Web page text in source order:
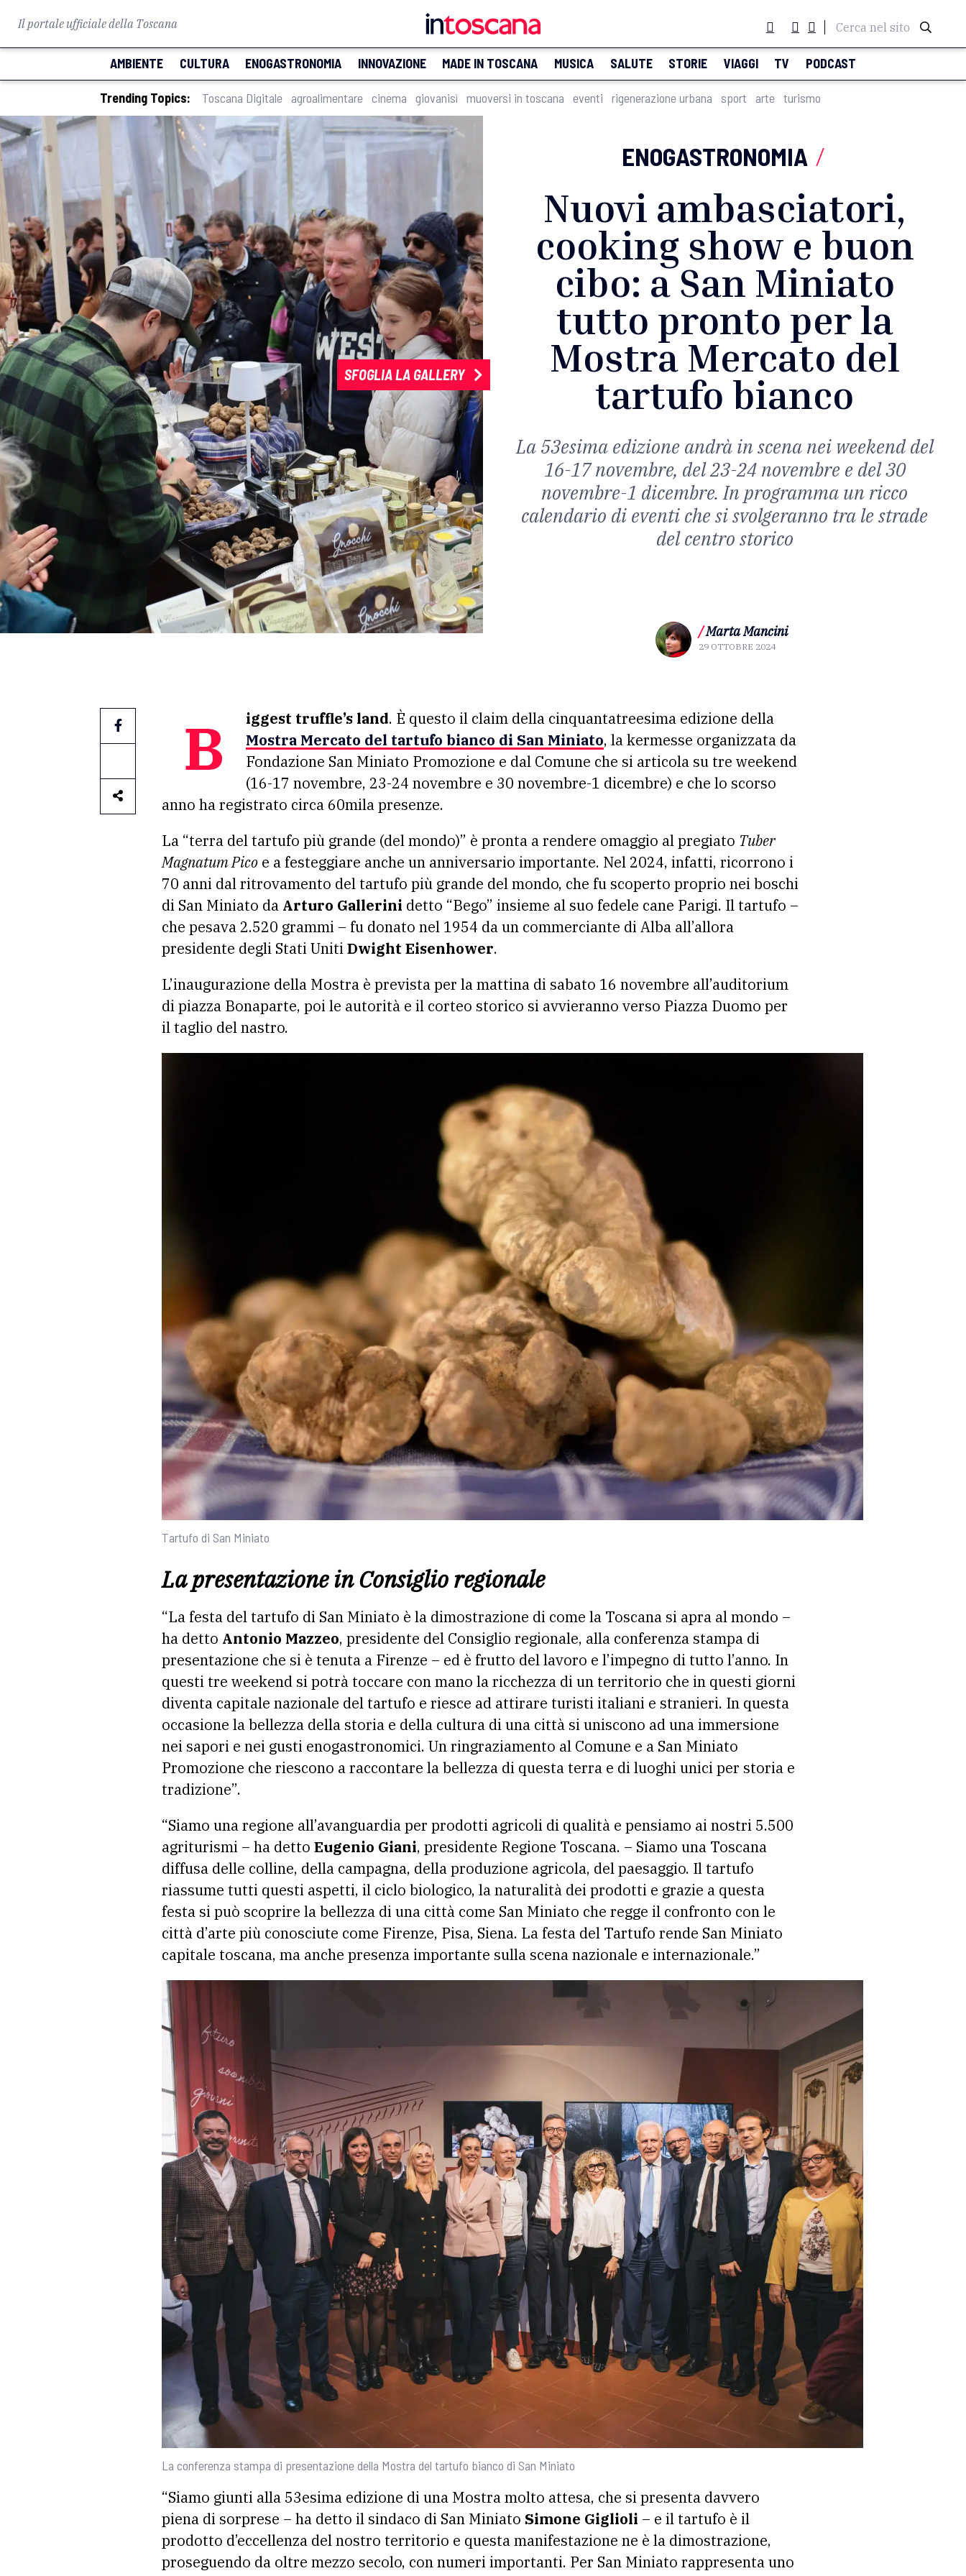
Il portale ufficiale della Toscana Cerca nel sito
AMBIENTE CULTURA ENOGASTRONOMIA INNOVAZIONE MADE IN TOSCANA MUSICA SALUTE STORIE VIAGGI TV PODCAST
Trending Topics: Toscana Digitale agroalimentare cinema giovanisì muoversi in toscana eventi rigenerazione urbana sport arte turismo
SFOGLIA LA GALLERY
ENOGASTRONOMIA /
Nuovi ambasciatori,
cooking show e buon
cibo: a San Miniato
tutto pronto per la
Mostra Mercato del
tartufo bianco
La 53esima edizione andrà in scena nei weekend del
16-17 novembre, del 23-24 novembre e del 30
novembre-1 dicembre. In programma un ricco
calendario di eventi che si svolgeranno tra le strade
del centro storico
/Marta Mancini
29 OTTOBRE 2024
Biggest truffle’s land. È questo il claim della cinquantatreesima edizione della
Mostra Mercato del tartufo bianco di San Miniato, la kermesse organizzata da
Fondazione San Miniato Promozione e dal Comune che si articola su tre weekend
(16-17 novembre, 23-24 novembre e 30 novembre-1 dicembre) e che lo scorso
anno ha registrato circa 60mila presenze.
La “terra del tartufo più grande (del mondo)” è pronta a rendere omaggio al pregiato Tuber
Magnatum Pico e a festeggiare anche un anniversario importante. Nel 2024, infatti, ricorrono i
70 anni dal ritrovamento del tartufo più grande del mondo, che fu scoperto proprio nei boschi
di San Miniato da Arturo Gallerini detto “Bego” insieme al suo fedele cane Parigi. Il tartufo –
che pesava 2.520 grammi – fu donato nel 1954 da un commerciante di Alba all’allora
presidente degli Stati Uniti Dwight Eisenhower.
L’inaugurazione della Mostra è prevista per la mattina di sabato 16 novembre all’auditorium
di piazza Bonaparte, poi le autorità e il corteo storico si avvieranno verso Piazza Duomo per
il taglio del nastro.
Tartufo di San Miniato
La presentazione in Consiglio regionale
“La festa del tartufo di San Miniato è la dimostrazione di come la Toscana si apra al mondo –
ha detto Antonio Mazzeo, presidente del Consiglio regionale, alla conferenza stampa di
presentazione che si è tenuta a Firenze – ed è frutto del lavoro e l’impegno di tutto l’anno. In
questi tre weekend si potrà toccare con mano la ricchezza di un territorio che in questi giorni
diventa capitale nazionale del tartufo e riesce ad attirare turisti italiani e stranieri. In questa
occasione la bellezza della storia e della cultura di una città si uniscono ad una immersione
nei sapori e nei gusti enogastronomici. Un ringraziamento al Comune e a San Miniato
Promozione che riescono a raccontare la bellezza di questa terra e di luoghi unici per storia e
tradizione”.
“Siamo una regione all’avanguardia per prodotti agricoli di qualità e pensiamo ai nostri 5.500
agriturismi – ha detto Eugenio Giani, presidente Regione Toscana. – Siamo una Toscana
diffusa delle colline, della campagna, della produzione agricola, del paesaggio. Il tartufo
riassume tutti questi aspetti, il ciclo biologico, la naturalità dei prodotti e grazie a questa
festa si può scoprire la bellezza di una città come San Miniato che regge il confronto con le
città d’arte più conosciute come Firenze, Pisa, Siena. La festa del Tartufo rende San Miniato
capitale toscana, ma anche presenza importante sulla scena nazionale e internazionale.”
La conferenza stampa di presentazione della Mostra del tartufo bianco di San Miniato
“Siamo giunti alla 53esima edizione di una Mostra molto attesa, che si presenta davvero
piena di sorprese – ha detto il sindaco di San Miniato Simone Giglioli – e il tartufo è il
prodotto d’eccellenza del nostro territorio e questa manifestazione ne è la dimostrazione,
proseguendo da oltre mezzo secolo, con numeri importanti. Per San Miniato rappresenta uno